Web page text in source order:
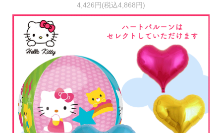
4,426円(税込4,868円)